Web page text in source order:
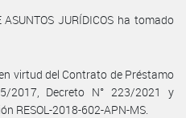
ASUNTOS JURÍDICOS ha tomado
virtud del Contrato de Préstamo
2017, Decreto N° 223/2021 y
RESOL-2018-602-APN-MS.